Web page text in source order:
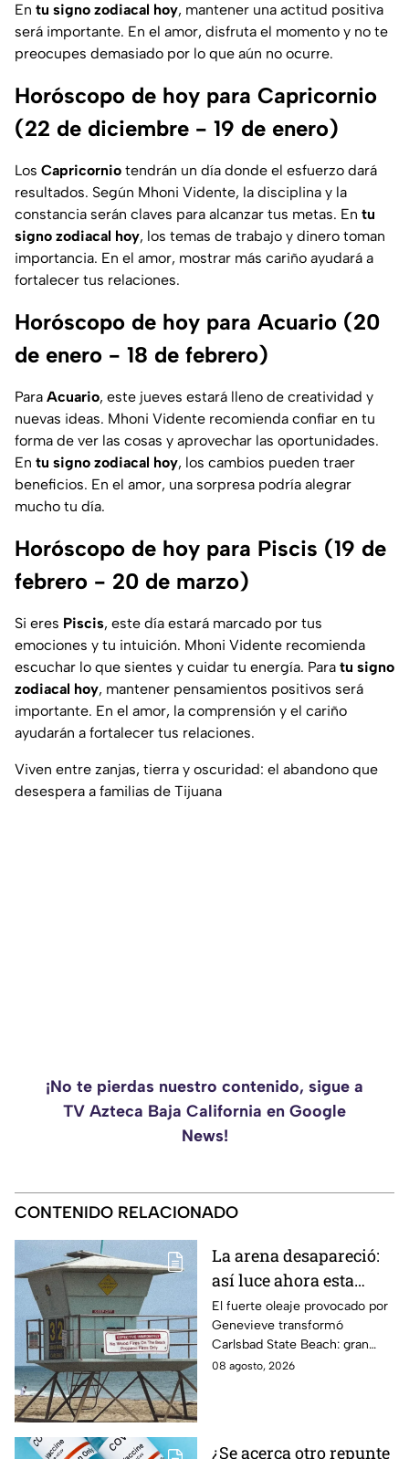
En tu signo zodiacal hoy, mantener una actitud positiva
será importante. En el amor, disfruta el momento y no te
preocupes demasiado por lo que aún no ocurre.
Horóscopo de hoy para Capricornio
(22 de diciembre - 19 de enero)
Los Capricornio tendrán un día donde el esfuerzo dará
resultados. Según Mhoni Vidente, la disciplina y la
constancia serán claves para alcanzar tus metas. En tu
signo zodiacal hoy, los temas de trabajo y dinero toman
importancia. En el amor, mostrar más cariño ayudará a
fortalecer tus relaciones.
Horóscopo de hoy para Acuario (20
de enero - 18 de febrero)
Para Acuario, este jueves estará lleno de creatividad y
nuevas ideas. Mhoni Vidente recomienda confiar en tu
forma de ver las cosas y aprovechar las oportunidades.
En tu signo zodiacal hoy, los cambios pueden traer
beneficios. En el amor, una sorpresa podría alegrar
mucho tu día.
Horóscopo de hoy para Piscis (19 de
febrero - 20 de marzo)
Si eres Piscis, este día estará marcado por tus
emociones y tu intuición. Mhoni Vidente recomienda
escuchar lo que sientes y cuidar tu energía. Para tu signo
zodiacal hoy, mantener pensamientos positivos será
importante. En el amor, la comprensión y el cariño
ayudarán a fortalecer tus relaciones.
Viven entre zanjas, tierra y oscuridad: el abandono que
desespera a familias de Tijuana
¡No te pierdas nuestro contenido, sigue a
TV Azteca Baja California en Google
News!
CONTENIDO RELACIONADO
La arena desapareció:
así luce ahora esta
popular playa de
California tras los
efectos de Genevieve
El fuerte oleaje provocado por
Genevieve transformó
Carlsbad State Beach: gran
parte de la arena desapareció y
08 agosto, 2026
¿Se acerca otro repunte